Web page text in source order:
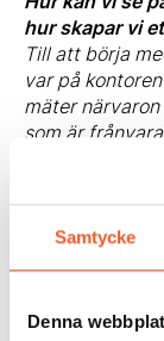
Samtycke
Denna
hur skapar vi
Till att börja
var på
mäter
som är
det var
frånvarande
det sagt så är
bra om så
men samtidigt
mycket värd